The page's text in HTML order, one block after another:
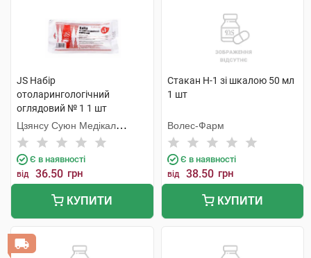
JS Набір
отоларингологічний
оглядовий № 1 1 шт
Цзянсу Суюн Медікал
Метіріалс
Є в наявності
від 36.50 грн
КУПИТИ
Стакан Н-1 зі шкалою 50 мл
1 шт
Волес-Фарм
Є в наявності
від 38.50 грн
КУПИТИ